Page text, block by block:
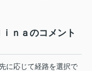
ｎａのコメント
に応じて経路を選択で